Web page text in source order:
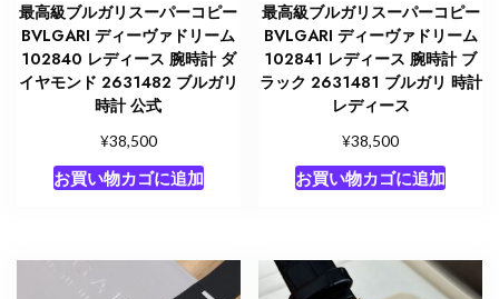
最高級ブルガリスーパーコピー
BVLGARI ディーヴァドリーム
102840 レディース 腕時計 ダ
イヤモンド 2631482 ブルガリ
時計 公式
¥38,500
お買い物カゴに追加
最高級ブルガリスーパーコピー
BVLGARI ディーヴァドリーム
102841 レディース 腕時計 ブ
ラック 2631481 ブルガリ 時計
レディース
¥38,500
お買い物カゴに追加